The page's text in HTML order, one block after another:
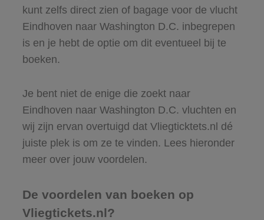
kunt zelfs direct zien of bagage voor de vlucht
Eindhoven naar Washington D.C. inbegrepen
is en je hebt de optie om dit eventueel bij te
boeken.
Je bent niet de enige die zoekt naar
Eindhoven naar Washington D.C. vluchten en
wij zijn ervan overtuigd dat Vliegticktets.nl dé
juiste plek is om ze te vinden. Lees hieronder
meer over jouw voordelen.
De voordelen van boeken op
Vliegtickets.nl?